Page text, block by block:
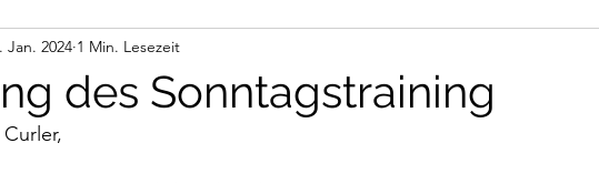
des Sonntagstraining
Jan. 2024 1 Min. Lesezeit